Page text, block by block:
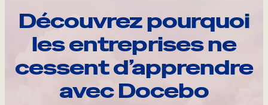
Découvrez pourquoi
les entreprises ne
cessent d’apprendre
avec Docebo